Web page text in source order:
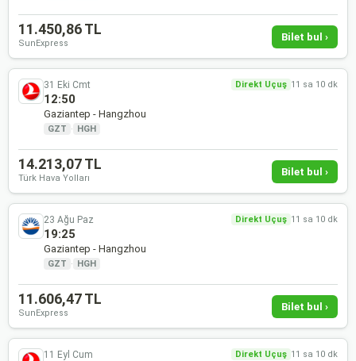
11.450,86 TL
SunExpress
Bilet bul ›
31 Eki Cmt Direkt Uçuş 11 sa 10 dk
12:50
Gaziantep - Hangzhou
GZT · HGH
14.213,07 TL
Türk Hava Yolları
Bilet bul ›
23 Ağu Paz Direkt Uçuş 11 sa 10 dk
19:25
Gaziantep - Hangzhou
GZT · HGH
11.606,47 TL
SunExpress
Bilet bul ›
11 Eyl Cum Direkt Uçuş 11 sa 10 dk